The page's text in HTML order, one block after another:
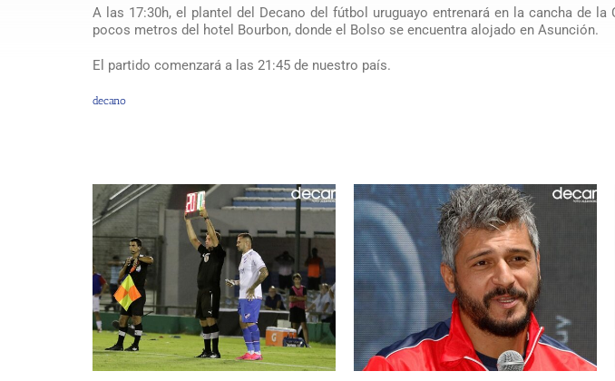
A las 17:30h, el plantel del Decano del fútbol uruguayo entrenará en la cancha de la
pocos metros del hotel Bourbon, donde el Bolso se encuentra alojado en Asunción.
El partido comenzará a las 21:45 de nuestro país.
decano